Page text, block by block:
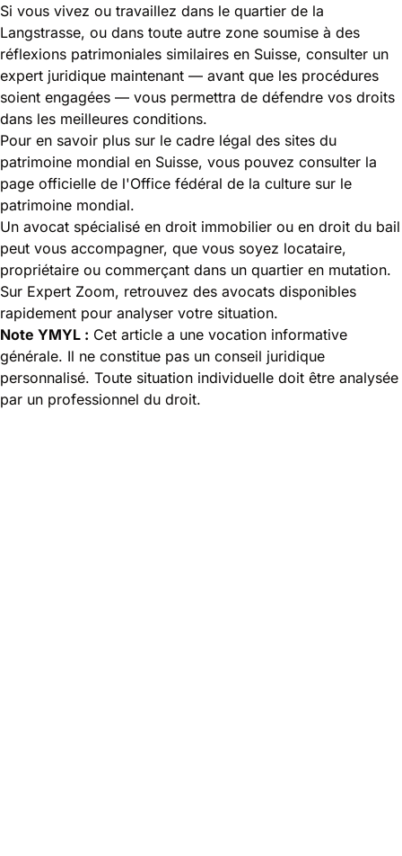
Si vous vivez ou travaillez dans le quartier de la
Langstrasse, ou dans toute autre zone soumise à des
réflexions patrimoniales similaires en Suisse, consulter un
expert juridique maintenant — avant que les procédures
soient engagées — vous permettra de défendre vos droits
dans les meilleures conditions.
Pour en savoir plus sur le cadre légal des sites du
patrimoine mondial en Suisse, vous pouvez consulter la
page officielle de l'Office fédéral de la culture sur le
patrimoine mondial.
Un avocat spécialisé en droit immobilier ou en droit du bail
peut vous accompagner, que vous soyez locataire,
propriétaire ou commerçant dans un quartier en mutation.
Sur Expert Zoom, retrouvez des avocats disponibles
rapidement pour analyser votre situation.
Note YMYL : Cet article a une vocation informative
générale. Il ne constitue pas un conseil juridique
personnalisé. Toute situation individuelle doit être analysée
par un professionnel du droit.